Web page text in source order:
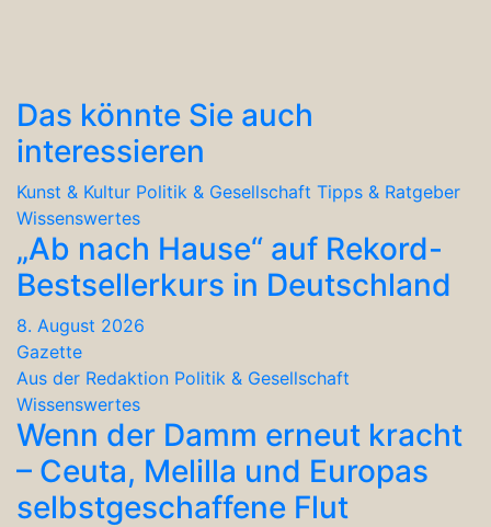
Das könnte Sie auch
interessieren
Kunst & Kultur Politik & Gesellschaft Tipps & Ratgeber
Wissenswertes
„Ab nach Hause“ auf Rekord-
Bestsellerkurs in Deutschland
8. August 2026
Gazette
Aus der Redaktion Politik & Gesellschaft
Wissenswertes
Wenn der Damm erneut kracht
– Ceuta, Melilla und Europas
selbstgeschaffene Flut